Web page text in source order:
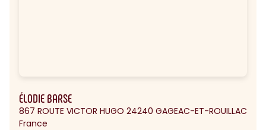
ÉLODIE BARSE
867 ROUTE VICTOR HUGO 24240 GAGEAC-ET-ROUILLAC
France